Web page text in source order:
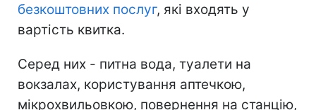
безкоштовних послуг, які входять у
вартість квитка.
Серед них - питна вода, туалети на
вокзалах, користування аптечкою,
мікрохвильовкою, повернення на станцію,